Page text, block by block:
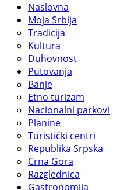
Naslovna
Moja Srbija
Tradicija
Kultura
Duhovnost
Putovanja
Banje
Etno turizam
Nacionalni parkovi
Planine
Turistički centri
Republika Srpska
Crna Gora
Razglednica
Gastronomija